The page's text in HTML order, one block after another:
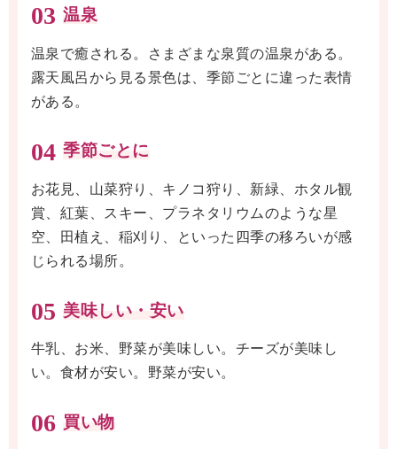
03温泉
温泉で癒される。さまざまな泉質の温泉がある。
露天風呂から見る景色は、季節ごとに違った表情
がある。
04季節ごとに
お花見、山菜狩り、キノコ狩り、新緑、ホタル観
賞、紅葉、スキー、プラネタリウムのような星
空、田植え、稲刈り、といった四季の移ろいが感
じられる場所。
05美味しい・安い
牛乳、お米、野菜が美味しい。チーズが美味し
い。食材が安い。野菜が安い。
06買い物